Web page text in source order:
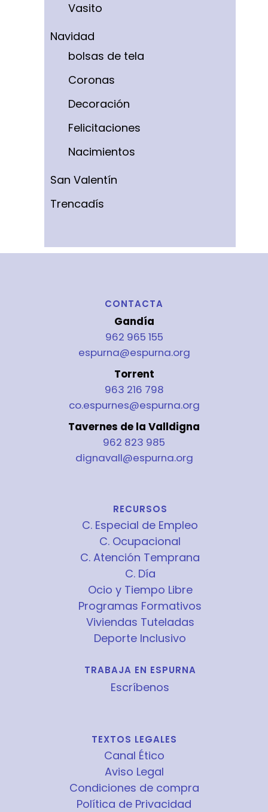
Vasito
Navidad
bolsas de tela
Coronas
Decoración
Felicitaciones
Nacimientos
San Valentín
Trencadís
CONTACTA
Gandía
962 965 155
espurna@espurna.org
Torrent
963 216 798
co.espurnes@espurna.org
Tavernes de la Valldigna
962 823 985
dignavall@espurna.org
RECURSOS
C. Especial de Empleo
C. Ocupacional
C. Atención Temprana
C. Día
Ocio y Tiempo Libre
Programas Formativos
Viviendas Tuteladas
Deporte Inclusivo
TRABAJA EN ESPURNA
Escríbenos
TEXTOS LEGALES
Canal Ético
Aviso Legal
Condiciones de compra
Política de Privacidad